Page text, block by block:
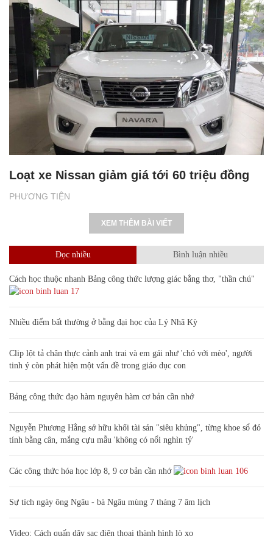
PHƯƠNG TIỆN
Loạt xe Nissan giảm giá tới 60 triệu đồng
XEM THÊM BÀI VIẾT
Đọc nhiều Bình luận nhiều
Cách học thuộc nhanh Bảng công thức lượng giác bằng thơ, "thần chú"
17
Nhiều điểm bất thường ở bằng đại học của Lý Nhã Kỳ
Clip lột tả chân thực cảnh anh trai và em gái như 'chó với mèo', người
tinh ý còn phát hiện một vấn đề trong giáo dục con
Bảng công thức đạo hàm nguyên hàm cơ bản cần nhớ
Nguyễn Phương Hằng sở hữu khối tài sản "siêu khủng", từng khoe sổ đỏ
tính bằng cân, mắng cựu mẫu 'không có nổi nghìn tỷ'
Các công thức hóa học lớp 8, 9 cơ bản cần nhớ 106
Sự tích ngày ông Ngâu - bà Ngâu mùng 7 tháng 7 âm lịch
Video: Cách quấn dây sạc điện thoại thành hình lò xo